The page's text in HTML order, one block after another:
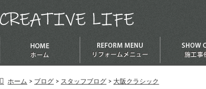
ホーム > ブログ > スタッフブログ > 大阪クラシック